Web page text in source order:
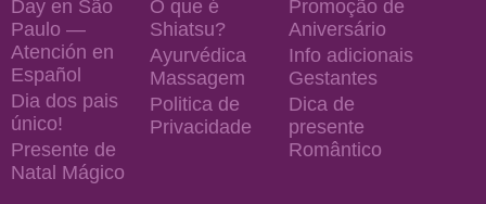
Day en São
Paulo —
Atención en
Español
Dia dos pais
único!
Presente de
Natal Mágico
O que é
Shiatsu?
Ayurvédica
Massagem
Politica de
Privacidade
Promoção de
Aniversário
Info adicionais
Gestantes
Dica de
presente
Romântico